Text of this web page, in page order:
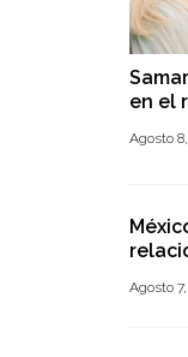
en el
Agosto
Agosto